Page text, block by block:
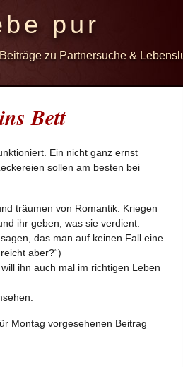
pur
zu Partnersuche &
Bett
Ein nicht ganz ernst
sollen am besten bei
träumen von Romantik. Kriegen
ihr geben, was sie verdient.
das man auf keinen Fall eine
aber?“)
ihn auch mal im richtigen Leben
Montag vorgesehenen Beitrag